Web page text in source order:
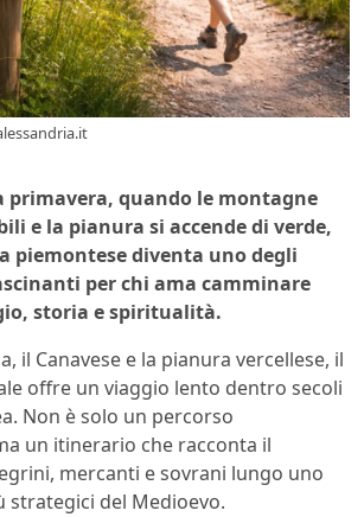
primavera, quando le montagne
e la pianura si accende di verde,
piemontese diventa uno degli
per chi ama camminare
storia e spiritualità.
il Canavese e la pianura vercellese, il
offre un viaggio lento dentro secoli
Non è solo un percorso
un itinerario che racconta il
mercanti e sovrani lungo uno
strategici del Medioevo.